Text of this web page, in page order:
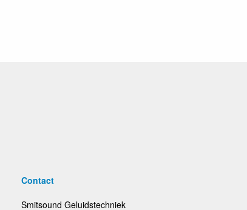
Contact
Smitsound Geluidstechniek